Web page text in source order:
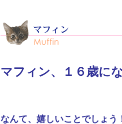
マフィン、１６歳に
なんて、嬉しいことでしょう